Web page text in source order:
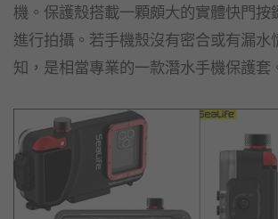
機。保護殼搭載一顆頗大的實體快門按
進行拍攝。若手機殼沒有密合或有漏水
知，是相當專業的一款潛水手機保護套